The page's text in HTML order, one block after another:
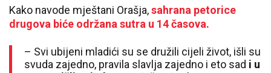
Kako navode mještani Orašja,sahrana petorice
drugova biće održana sutra u 14 časova.
– Svi ubijeni mladići su se družili cijeli život, išli su
svuda zajedno, pravila slavlja zajedno i eto sad i u